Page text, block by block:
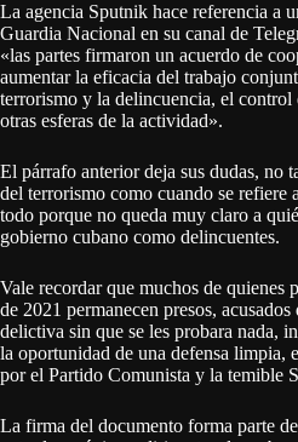
La agencia Sputnik hace referencia a
Guardia Nacional en su canal de
«las partes firmaron un acuerdo de
aumentar la eficacia del trabajo
terrorismo y la delincuencia, el control
otras esferas de la actividad».
El párrafo anterior deja sus dudas, no
del terrorismo como cuando se refiere
todo porque no queda muy claro a
gobierno cubano como delincuentes.
Vale recordar que muchos de quienes
de 2021 permanecen presos,
delictiva sin que se les probara nada,
la oportunidad de una defensa limpia,
por el Partido Comunista y la temible
La firma del documento forma parte